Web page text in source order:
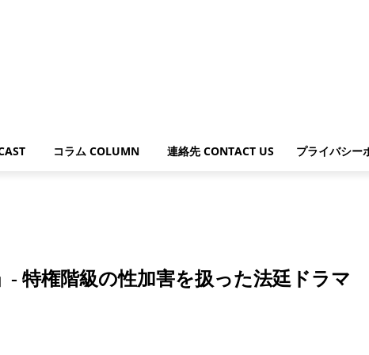
コラム COLUMN 連絡先 CONTACT US プライバシー
- 特権階級の性加害を扱った法廷ドラマ